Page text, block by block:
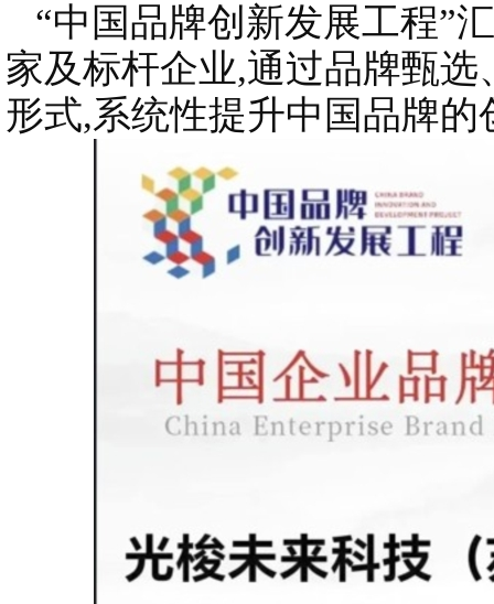
“中国品牌创新发展工程”
家及标杆企业,通过品牌甄
形式,系统性提升中国品牌